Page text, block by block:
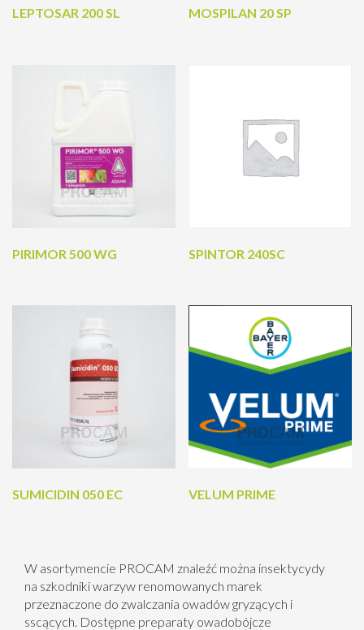
LEPTOSAR 200 SL MOSPILAN 20 SP
PIRIMOR 500 WG SPINTOR 240SC
SUMICIDIN 050 EC VELUM PRIME
W asortymencie PROCAM znaleźć można insektycydy
na szkodniki warzyw renomowanych marek
przeznaczone do zwalczania owadów gryzących i
sscących. Dostępne preparaty owadobójcze